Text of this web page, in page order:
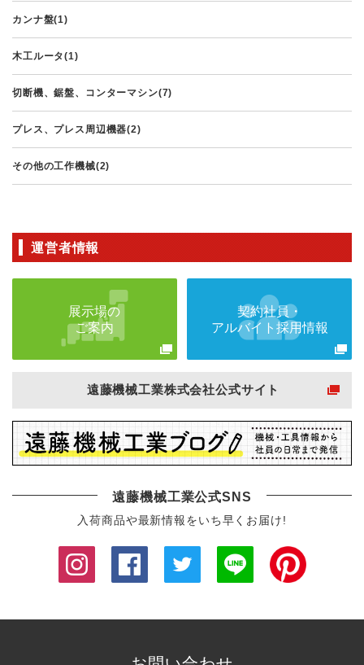
カンナ盤(1)
木工ルータ(1)
切断機、鋸盤、コンターマシン(7)
プレス、プレス周辺機器(2)
その他の工作機械(2)
運営者情報
展示場の
ご案内
契約社員・
アルバイト採用情報
遠藤機械工業株式会社公式サイト
遠藤機械工業公式SNS
入荷商品や最新情報をいち早くお届け!